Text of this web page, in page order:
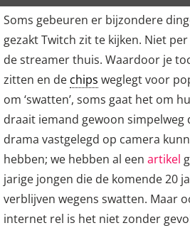
Soms gebeuren er bijzondere
gezakt Twitch zit te kijken. Niet
de streamer thuis. Waardoor je
zitten en de chips weglegt voor
om ‘swatten’, soms gaat het om
draait iemand gewoon simpelweg
drama vastgelegd op camera
hebben; we hebben al een artikel
jarige jongen die de komende 20
verblijven wegens swatten. Maar
internet rel is het niet zonder